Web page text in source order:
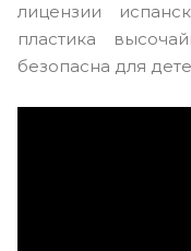
лицензии
пластика
безопасна для